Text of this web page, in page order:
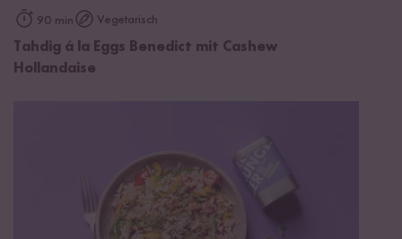
90 min Vegetarisch
Tahdig á la Eggs Benedict mit Cashew
Hollandaise